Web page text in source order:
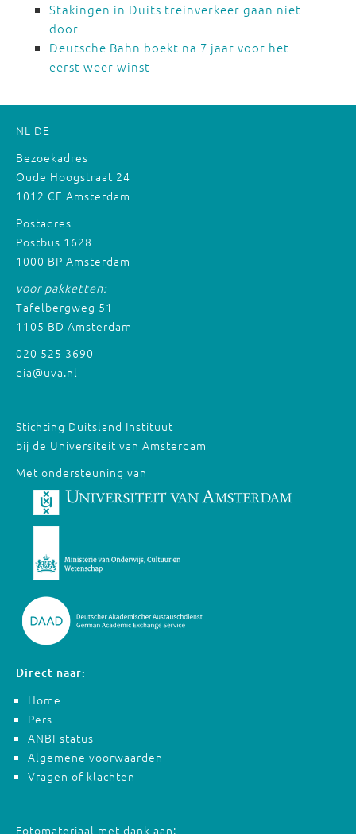
Stakingen in Duits treinverkeer gaan niet
door
Deutsche Bahn boekt na 7 jaar voor het
eerst weer winst
NL DE
Bezoekadres
Oude Hoogstraat 24
1012 CE Amsterdam
Postadres
Postbus 1628
1000 BP Amsterdam
voor pakketten:
Tafelbergweg 51
1105 BD Amsterdam
020 525 3690
dia@uva.nl
Stichting Duitsland Instituut
bij de Universiteit van Amsterdam
Met ondersteuning van
Direct naar:
Home
Pers
ANBI-status
Algemene voorwaarden
Vragen of klachten
Fotomateriaal met dank aan: